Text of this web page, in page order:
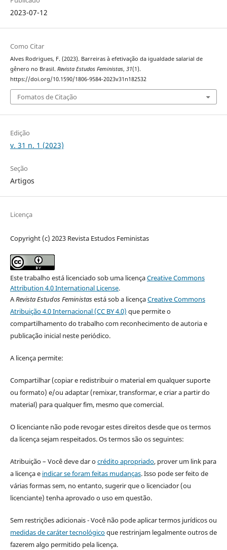
2023-07-12
Como Citar
Alves Rodrigues, F. (2023). Barreiras à efetivação da igualdade salarial de
gênero no Brasil. Revista Estudos Feministas, 31(1).
https://doi.org/10.1590/1806-9584-2023v31n182532
Fomatos de Citação
Edição
v. 31 n. 1 (2023)
Seção
Artigos
Licença
Copyright (c) 2023 Revista Estudos Feministas
Este trabalho está licenciado sob uma licençaCreative Commons
Attribution 4.0 International License.
ARevista Estudos Feministasestá sob a licençaCreative Commons
Atribuição 4.0 Internacional (CC BY 4.0) que permite o
compartilhamento do trabalho com reconhecimento de autoria e
publicação inicial neste periódico.
A licença permite:
Compartilhar (copiar e redistribuir o material em qualquer suporte
ou formato) e/ou adaptar (remixar, transformar, e criar a partir do
material) para qualquer fim, mesmo que comercial.
O licenciante não pode revogar estes direitos desde que os termos
da licença sejam respeitados. Os termos são os seguintes:
Atribuição – Você deve dar ocrédito apropriado, prover um link para
a licença e indicar se foram feitas mudanças. Isso pode ser feito de
várias formas sem, no entanto, sugerir que o licenciador (ou
licenciante) tenha aprovado o uso em questão.
Sem restrições adicionais - Você não pode aplicar termos jurídicos ou
medidas de caráter tecnológicoque restrinjam legalmente outros de
fazerem algo permitido pela licença.